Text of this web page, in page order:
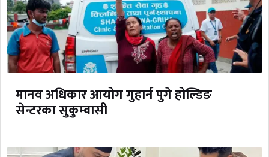
मानव अधिकार आयोग गुहार्न पुगे होल्डिङ
सेन्टरका सुकुम्वासी